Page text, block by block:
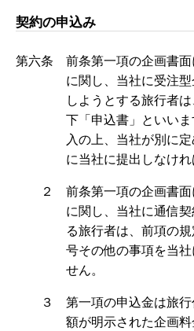
契約の申込み
第六条 前条第一項の企画書面
に関し、当社に受注
しようとする旅行者
下「申込書」といい
入の上、当社が別に
に当社に提出しなけれ
２ 前条第一項の企画書
に関し、当社に通信
る旅行者は、前項の
号その他の事項を当
せん。
３ 第一項の申込金は旅
額が明示された企画